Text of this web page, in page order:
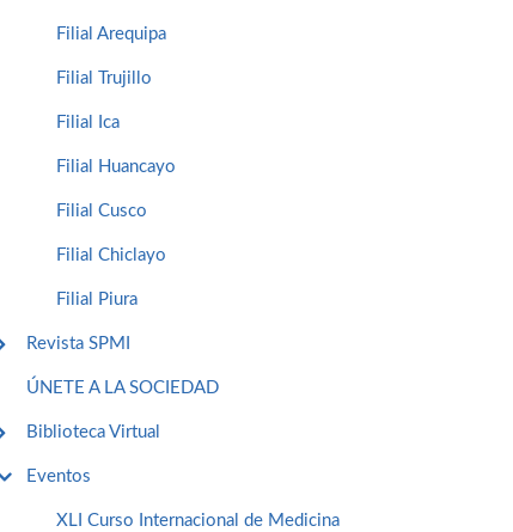
Filial Arequipa
Filial Trujillo
Filial Ica
Filial Huancayo
Filial Cusco
Filial Chiclayo
Filial Piura
Revista SPMI
ÚNETE A LA SOCIEDAD
Biblioteca Virtual
Eventos
XLI Curso Internacional de Medicina